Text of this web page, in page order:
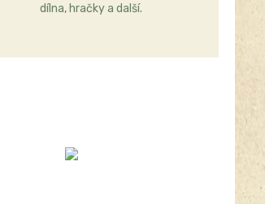
dílna, hračky a další.